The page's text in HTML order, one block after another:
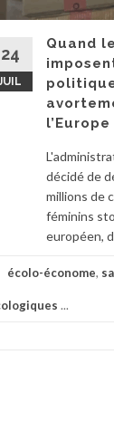
24
Quand
l’Europe
décidé de
millions de
féminins
européen,
écolo-économe,
...